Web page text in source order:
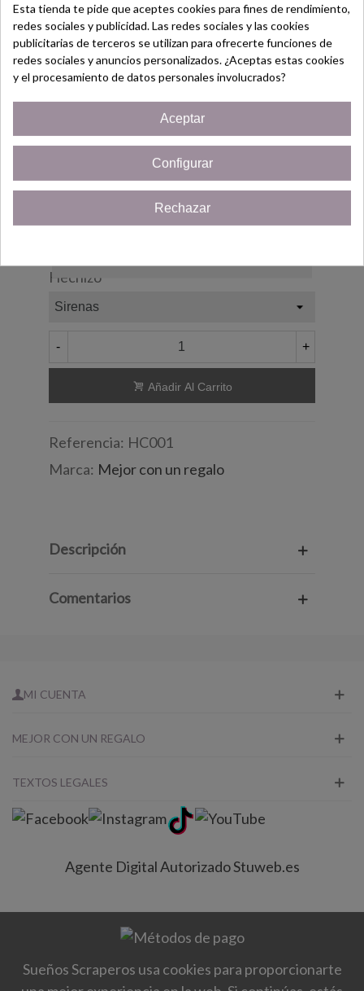
9,86 € (impuestos inc.)10,95 €
Personalización del producto
No olvide guardar su personalización para
250 caracteres como máximo
Guardar Personalización
Hechizo
- +
Añadir Al Carrito
Referencia: HC001
Marca: Mejor con un regalo
Descripción
Comentarios
MI CUENTA
MEJOR CON UN REGALO
TEXTOS LEGALES
Agente Digital Autorizado Stuweb.es
Sueños Scraperos usa cookies para proporcionarte
¡Bienvenido/a!
Regístrate hoy y consigue un
Solo por ser nuevo cliente!
¡Quiero mi cupón!
Cerrar
Esta tienda te pide que aceptes cookies para fines de rendimiento,
redes sociales y publicidad. Las redes sociales y las cookies
publicitarias de terceros se utilizan para ofrecerte funciones de
redes sociales y anuncios personalizados. ¿Aceptas estas cookies
y el procesamiento de datos personales involucrados?
Aceptar
Configurar
Rechazar